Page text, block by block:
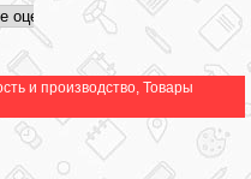
и производство, Товары